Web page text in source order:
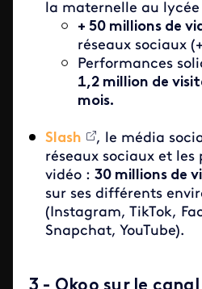
la maternelle au
+ 50 millions de
réseaux sociaux
Performances
1,2 million de
mois.
Slash
, le média
réseaux sociaux et
vidéo : 30 millions de
sur ses différents
(Instagram, TikTok,
Snapchat, YouTube).